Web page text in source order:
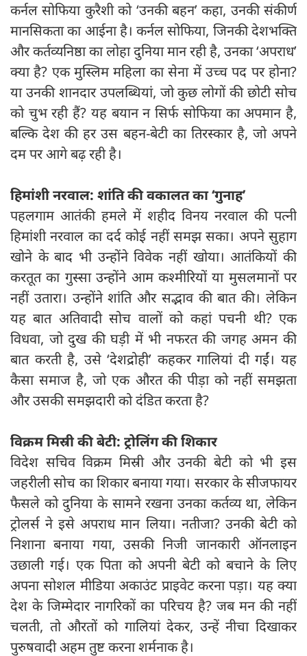
कर्नल सोफिया कुरैशी को ‘उनकी बहन’ कहा, उनकी संकीर्ण
मानसिकता का आईना है। कर्नल सोफिया, जिनकी देशभक्ति
और कर्तव्यनिष्ठा का लोहा दुनिया मान रही है, उनका ‘अपराध’
क्या है? एक मुस्लिम महिला का सेना में उच्च पद पर होना?
या उनकी शानदार उपलब्धियां, जो कुछ लोगों की छोटी सोच
को चुभ रही हैं? यह बयान न सिर्फ सोफिया का अपमान है,
बल्कि देश की हर उस बहन-बेटी का तिरस्कार है, जो अपने
दम पर आगे बढ़ रही है।
हिमांशी नरवाल: शांति की वकालत का ‘गुनाह’
पहलगाम आतंकी हमले में शहीद विनय नरवाल की पत्नी
हिमांशी नरवाल का दर्द कोई नहीं समझ सका। अपने सुहाग
खोने के बाद भी उन्होंने विवेक नहीं खोया। आतंकियों की
करतूत का गुस्सा उन्होंने आम कश्मीरियों या मुसलमानों पर
नहीं उतारा। उन्होंने शांति और सद्भाव की बात की। लेकिन
यह बात अतिवादी सोच वालों को कहां पचनी थी? एक
विधवा, जो दुख की घड़ी में भी नफरत की जगह अमन की
बात करती है, उसे ‘देशद्रोही’ कहकर गालियां दी गईं। यह
कैसा समाज है, जो एक औरत की पीड़ा को नहीं समझता
और उसकी समझदारी को दंडित करता है?
विक्रम मिस्री की बेटी: ट्रोलिंग की शिकार
विदेश सचिव विक्रम मिस्री और उनकी बेटी को भी इस
जहरीली सोच का शिकार बनाया गया। सरकार के सीजफायर
फैसले को दुनिया के सामने रखना उनका कर्तव्य था, लेकिन
ट्रोलर्स ने इसे अपराध मान लिया। नतीजा? उनकी बेटी को
निशाना बनाया गया, उसकी निजी जानकारी ऑनलाइन
उछाली गई। एक पिता को अपनी बेटी को बचाने के लिए
अपना सोशल मीडिया अकाउंट प्राइवेट करना पड़ा। यह क्या
देश के जिम्मेदार नागरिकों का परिचय है? जब मन की नहीं
चलती, तो औरतों को गालियां देकर, उन्हें नीचा दिखाकर
पुरुषवादी अहम तुष्ट करना शर्मनाक है।